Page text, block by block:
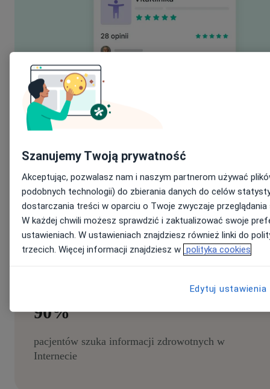
Pokaż swoją placówkę w Google dzięki pozycjonowaniu ze
Zbieraj opinie, które pracują na Wasz wizerunek i zaufanie
pacjentów.
Zaprezentuj swoje usługi 2 milionom pacjentów, którzy
90%
pacjentów szuka informacji zdrowotnych w
Internecie
Szanujemy Twoją prywatność
Akceptując, pozwalasz nam i naszym partnerom używać
podobnych technologii) do zbierania danych do celów
dostarczania treści w oparciu o Twoje zwyczaje
W każdej chwili możesz sprawdzić i zaktualizować swoje
ustawieniach. W ustawieniach znajdziesz również linki do
trzecich. Więcej informacji znajdziesz w polityka cookies
Edytuj ustawienia